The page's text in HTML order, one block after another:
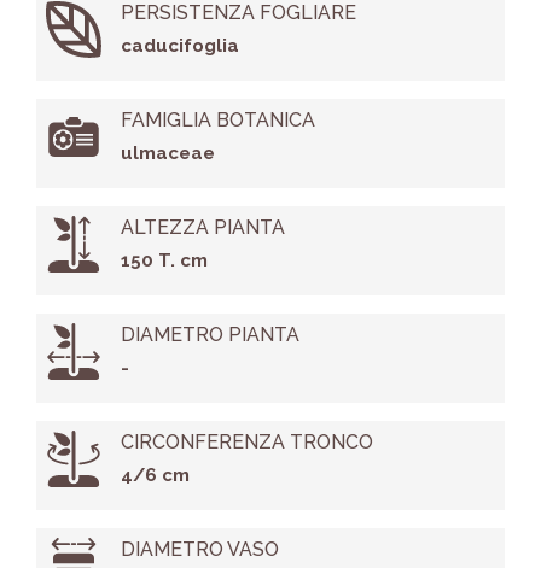
PERSISTENZA FOGLIARE
caducifoglia
FAMIGLIA BOTANICA
ulmaceae
ALTEZZA PIANTA
150 T. cm
DIAMETRO PIANTA
-
CIRCONFERENZA TRONCO
4/6 cm
DIAMETRO VASO